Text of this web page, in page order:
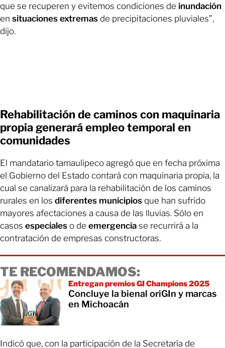
que se recuperen y evitemos condiciones de inundación
en situaciones extremas de precipitaciones pluviales”,
dijo.
Rehabilitación de caminos con maquinaria
propia generará empleo temporal en
comunidades
El mandatario tamaulipeco agregó que en fecha próxima
el Gobierno del Estado contará con maquinaria propia, la
cual se canalizará para la rehabilitación de los caminos
rurales en los diferentes municipios que han sufrido
mayores afectaciones a causa de las lluvias. Sólo en
casos especiales o de emergencia se recurrirá a la
contratación de empresas constructoras.
TE RECOMENDAMOS:
Entregan premios GI Champions 2025
Concluye la bienal oriGIn y marcas
en Michoacán
Indicó que, con la participación de la Secretaría de